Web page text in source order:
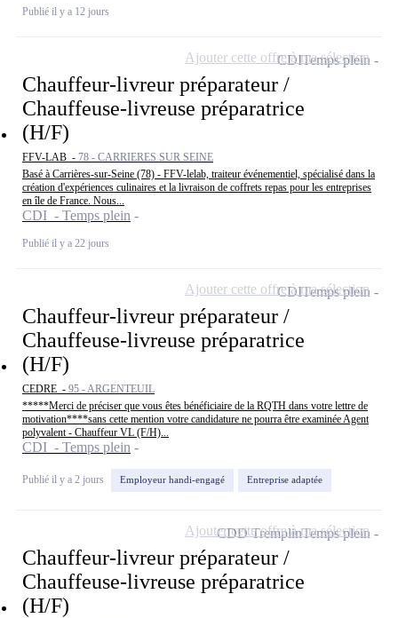
Publié il y a 12 jours
Chauffeur-livreur préparateur /
Chauffeuse-livreuse préparatrice
(H/F)
FFV-LAB - 78 - CARRIERES SUR SEINE
Basé à Carrières-sur-Seine (78) - FFV-lelab, traiteur événementiel, spécialisé dans la
création d'expériences culinaires et la livraison de coffrets repas pour les entreprises
en île de France. Nous...
CDI - Temps plein
Publié il y a 22 jours
CDITemps plein
Ajouter cette offre à ma sélection
Chauffeur-livreur préparateur /
Chauffeuse-livreuse préparatrice
(H/F)
CEDRE - 95 - ARGENTEUIL
*****Merci de préciser que vous êtes bénéficiaire de la RQTH dans votre lettre de
motivation****sans cette mention votre candidature ne pourra être examinée Agent
polyvalent - Chauffeur VL (F/H)...
CDI - Temps plein
Publié il y a 2 jours Employeur handi-engagé Entreprise adaptée
CDITemps plein
Ajouter cette offre à ma sélection
Chauffeur-livreur préparateur /
Chauffeuse-livreuse préparatrice
(H/F)
CDD TremplinTemps plein
Ajouter cette offre à ma sélection